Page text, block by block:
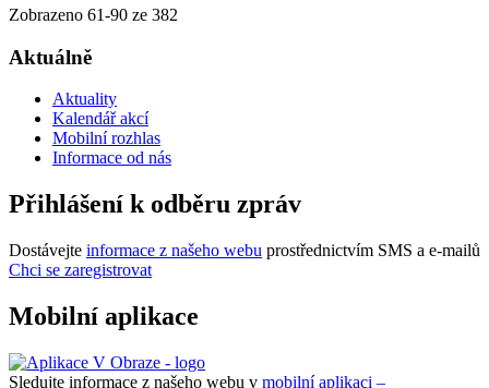
Zobrazeno 61-90 ze 382
Aktuálně
Aktuality
Kalendář akcí
Mobilní rozhlas
Informace od nás
Přihlášení k odběru zpráv
Dostávejte informace z našeho webu prostřednictvím SMS a e-mailů
Chci se zaregistrovat
Mobilní aplikace
Sledujte informace z našeho webu v mobilní aplikaci –